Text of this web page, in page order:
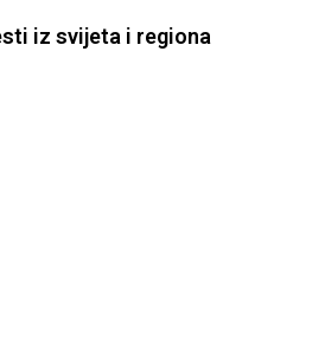
iz svijeta i regiona